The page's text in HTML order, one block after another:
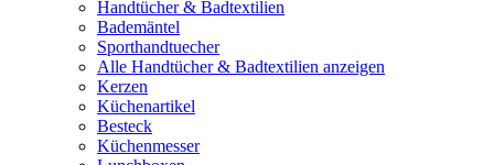
Handtücher & Badtextilien
Bademäntel
Sporthandtuecher
Alle Handtücher & Badtextilien anzeigen
Kerzen
Küchenartikel
Besteck
Küchenmesser